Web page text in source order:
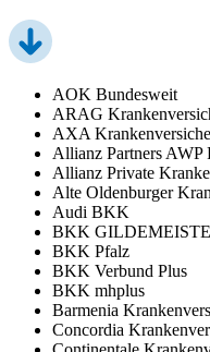
AOK Bundesweit
ARAG
AXA
Allianz Partners AWP
Allianz Private
Alte Oldenburger
Audi BKK
BKK
BKK Pfalz
BKK Verbund Plus
BKK mhplus
Barmenia
Concordia